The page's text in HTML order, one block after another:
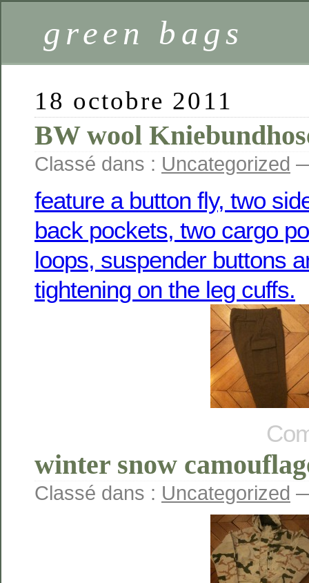
green bags
18 octobre 2011
BW wool
Classé dans : Uncategorized
feature a button fly, two
back pockets, two cargo
loops, suspender buttons
tightening on the leg cuffs.
winter snow
Classé dans : Uncategorized